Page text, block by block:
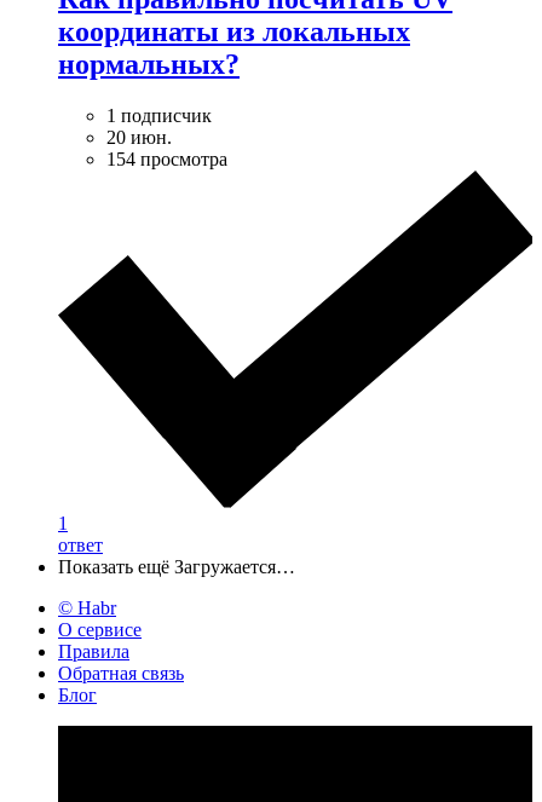
координаты из локальных
нормальных?
1 подписчик
20 июн.
154 просмотра
1
ответ
Показать ещё Загружается…
© Habr
О сервисе
Правила
Обратная связь
Блог